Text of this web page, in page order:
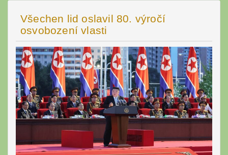
Všechen lid oslavil 80. výročí
osvobození vlasti